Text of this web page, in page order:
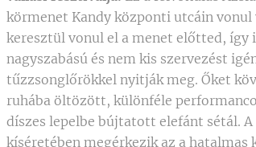
körmenet Kandy központi utcáin
keresztül vonul el a menet előtted, így
nagyszabású és nem kis szervezést
tűzzsonglőrökkel nyitják meg. Őket
ruhába öltözött, különféle
díszes lepelbe bújtatott elefánt sétál.
kíséretében megérkezik az a